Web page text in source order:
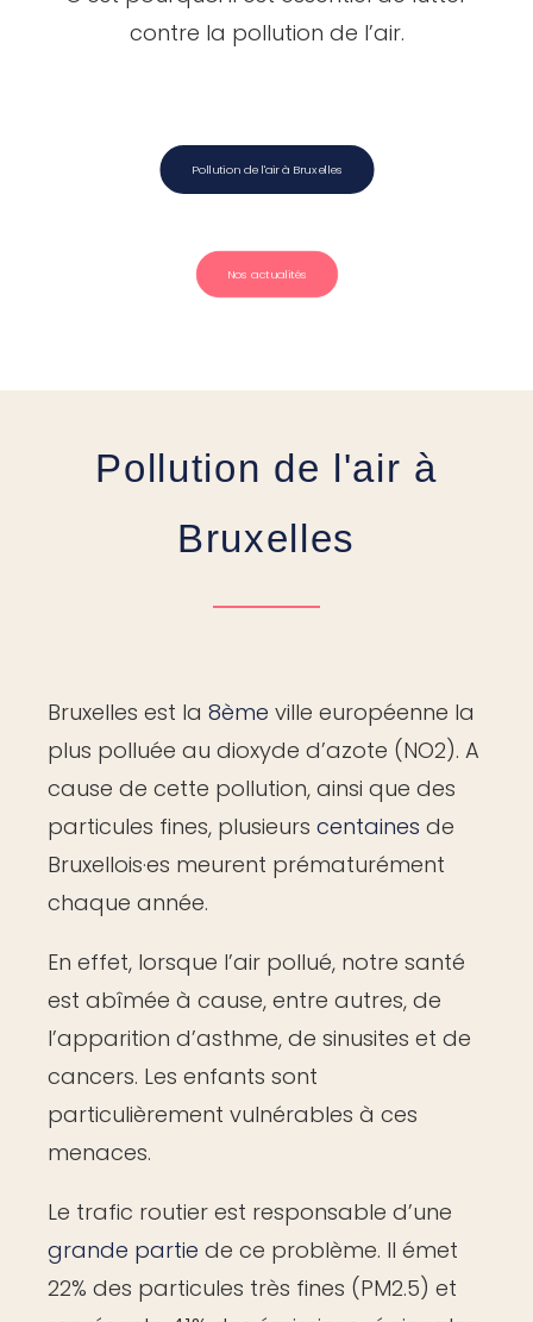
contre la pollution de l’air.
Pollution de l'air à Bruxelles
Nos actualités
Pollution de l'air à
Bruxelles
Bruxelles est la8ème ville européenne la
plus polluée au dioxyde d’azote (NO2). A
cause de cette pollution, ainsi que des
particules fines, plusieurscentaines de
Bruxellois·es meurent prématurément
chaque année.
En effet, lorsque l’air pollué, notre santé
est abîmée à cause, entre autres, de
l’apparition d’asthme, de sinusites et de
cancers. Les enfants sont
particulièrement vulnérables à ces
menaces.
Le trafic routier est responsable d’une
grande partie de ce problème. Il émet ​
22%​ des particules très fines (PM2.5) et